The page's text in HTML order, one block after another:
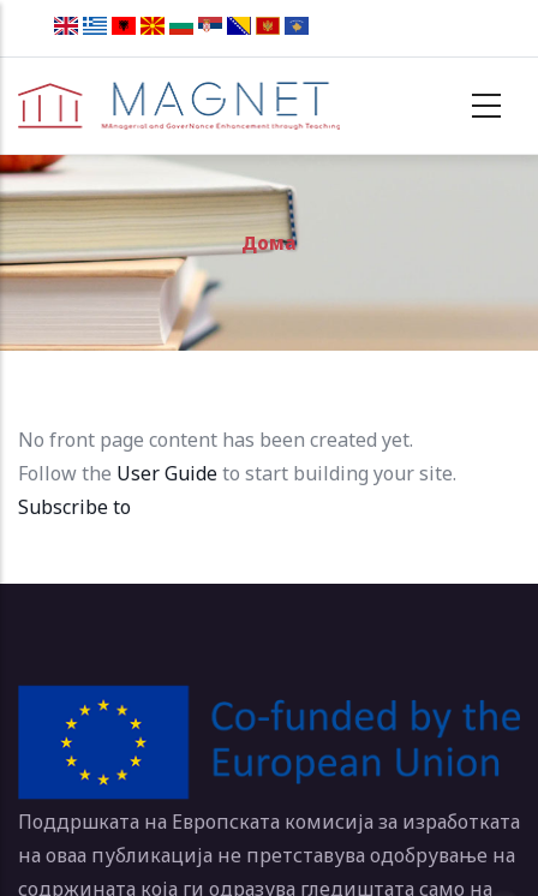
Skip to main content
Дома
No front page content has been created yet.
Follow the User Guideto start building your site.
Subscribe to
Поддршката на Европската комисија за изработката
на оваа публикација не претставува одобрување на
содржината која ги одразува гледиштата само на